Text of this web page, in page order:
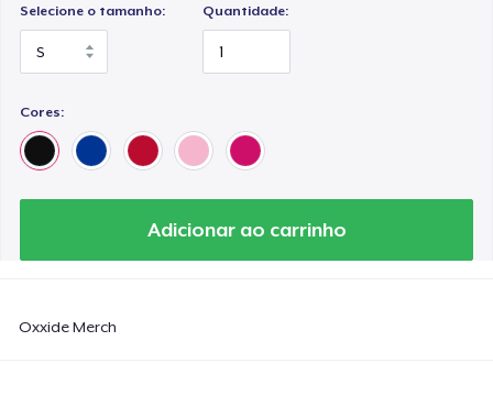
Selecione o tamanho: Quantidade:
Cores:
Adicionar ao carrinho
Oxxide Merch